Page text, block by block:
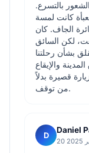
بالتسرع.
كانت لمسة
الجاف. كان
لكن السائق
بشأن رحلتنا
والإيقاع
قصيرة بدلاً
من توقف.
D
Daniel